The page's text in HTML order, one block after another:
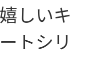
しいキ
トシリ